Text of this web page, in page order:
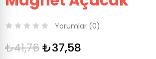
Yorumlar (0)
₺41,76₺37,58